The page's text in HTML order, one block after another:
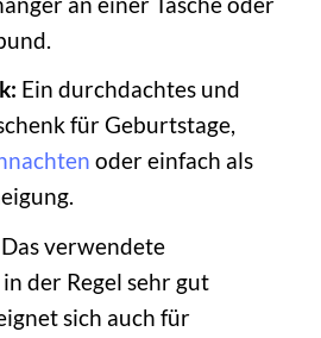
Ein durchdachtes und
für Geburtstage,
oder einfach als
Das verwendete
der Regel sehr gut
sich auch für